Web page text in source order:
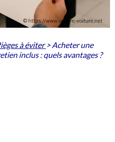
à éviter >Acheter une
inclus : quels avantages ?